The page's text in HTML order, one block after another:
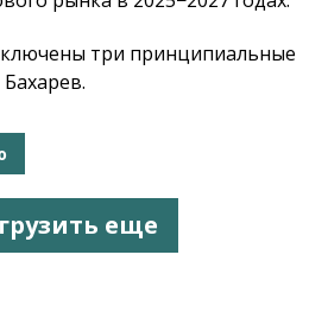
три принципиальные
еще